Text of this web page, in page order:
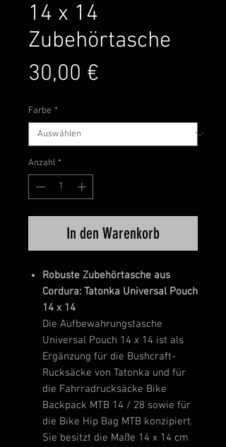
14 x 14
Zubehörtasche
30,00 €
Farbe *
Anzahl *
In den Warenkorb
Robuste Zubehörtasche aus
Cordura: Tatonka Universal Pouch
14 x 14
Die Aufbewahrungstasche
Universal Pouch 14 x 14 ist als
Ergänzung für die Bushcraft-
Rucksäcke von Tatonka und für
die Fahrradrucksäcke Bike
Backpack MTB 14 / 28 sowie für
die Bike Hip Bag MTB konzipiert.
Sie besitzt die Maße 14 x 14 cm